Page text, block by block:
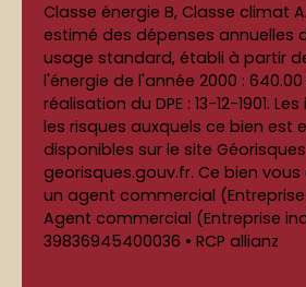
Classe énergie B, Classe climat
estimé des dépenses annuelles
usage standard, établi à partir
l'énergie de l'année 2000 :
réalisation du DPE : 13-12-1901.
les risques auxquels ce bien est
disponibles sur le site
georisques.gouv.fr. Ce bien
un agent commercial
Agent commercial (Entreprise
39836945400036 • RCP allianz